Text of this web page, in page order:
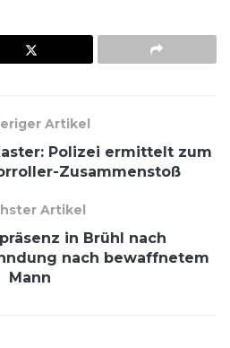
Artikel
Polizei ermittelt zum
Zusammenstoß
Artikel
in Brühl nach
nach bewaffnetem
Mann